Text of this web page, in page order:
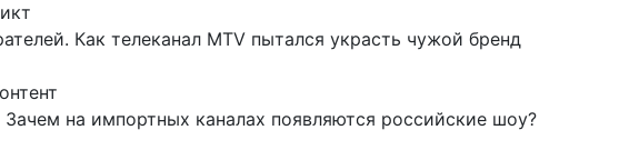
Как телеканал MTV пытался украсть чужой бренд
на импортных каналах появляются российские шоу?